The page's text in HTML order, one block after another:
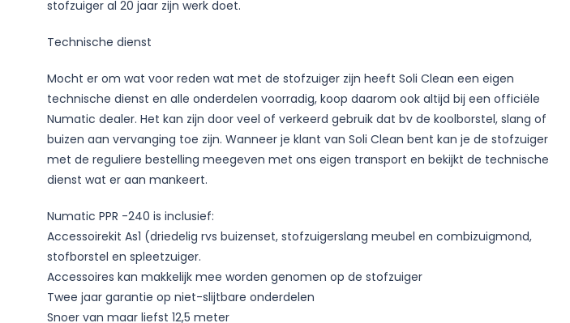
stofzuiger al 20 jaar zijn werk doet.
Technische dienst
Mocht er om wat voor reden wat met de stofzuiger zijn heeft Soli Clean een eigen
technische dienst en alle onderdelen voorradig, koop daarom ook altijd bij een officiële
Numatic dealer. Het kan zijn door veel of verkeerd gebruik dat bv de koolborstel, slang of
buizen aan vervanging toe zijn. Wanneer je klant van Soli Clean bent kan je de stofzuiger
met de reguliere bestelling meegeven met ons eigen transport en bekijkt de technische
dienst wat er aan mankeert.
Numatic PPR -240 is inclusief:
Accessoirekit As1 (driedelig rvs buizenset, stofzuigerslang meubel en combizuigmond,
stofborstel en spleetzuiger.
Accessoires kan makkelijk mee worden genomen op de stofzuiger
Twee jaar garantie op niet-slijtbare onderdelen
Snoer van maar liefst 12,5 meter